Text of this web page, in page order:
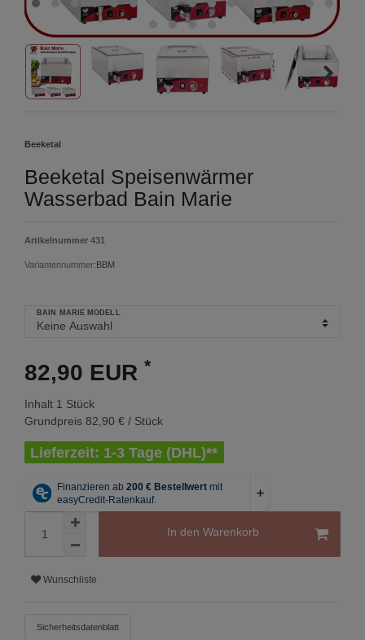
Beeketal
Beeketal Speisenwärmer
Wasserbad Bain Marie
Artikelnummer 431
Variantennummer:BBM
BAIN MARIE MODELL
82,90 EUR *
Inhalt 1 Stück
Grundpreis 82,90 € / Stück
Lieferzeit: 1-3 Tage (DHL)**
In den Warenkorb
Wunschliste
Sicherheitsdatenblatt